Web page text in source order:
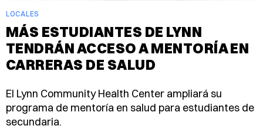
LOCALES
MÁS ESTUDIANTES DE LYNN
TENDRÁN ACCESO A MENTORÍA EN
CARRERAS DE SALUD
El Lynn Community Health Center ampliará su
programa de mentoría en salud para estudiantes de
secundaria.